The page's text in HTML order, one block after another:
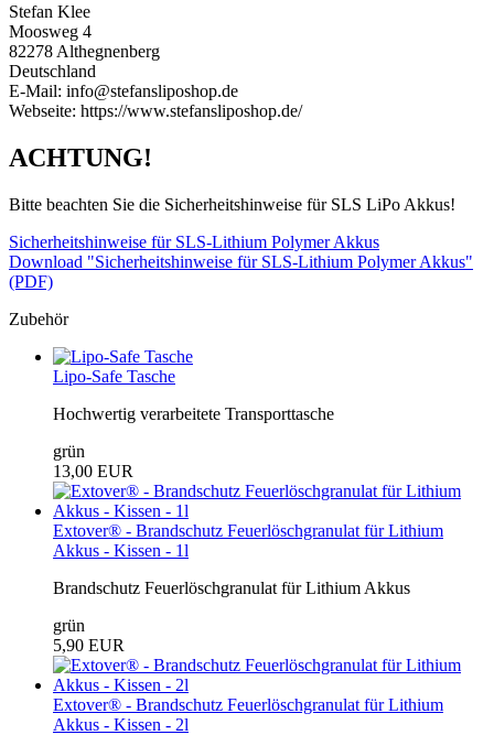
Stefan Klee
Moosweg 4
82278 Althegnenberg
Deutschland
E-Mail: info@stefansliposhop.de
Webseite: https://www.stefansliposhop.de/
ACHTUNG!
Bitte beachten Sie die Sicherheitshinweise für SLS LiPo Akkus!
Sicherheitshinweise für SLS-Lithium Polymer Akkus
Download "Sicherheitshinweise für SLS-Lithium Polymer Akkus"
(PDF)
Zubehör
Lipo-Safe Tasche
Hochwertig verarbeitete Transporttasche
grün
13,00 EUR
Extover® - Brandschutz Feuerlöschgranulat für Lithium
Akkus - Kissen - 1l
Brandschutz Feuerlöschgranulat für Lithium Akkus
grün
5,90 EUR
Extover® - Brandschutz Feuerlöschgranulat für Lithium
Akkus - Kissen - 2l